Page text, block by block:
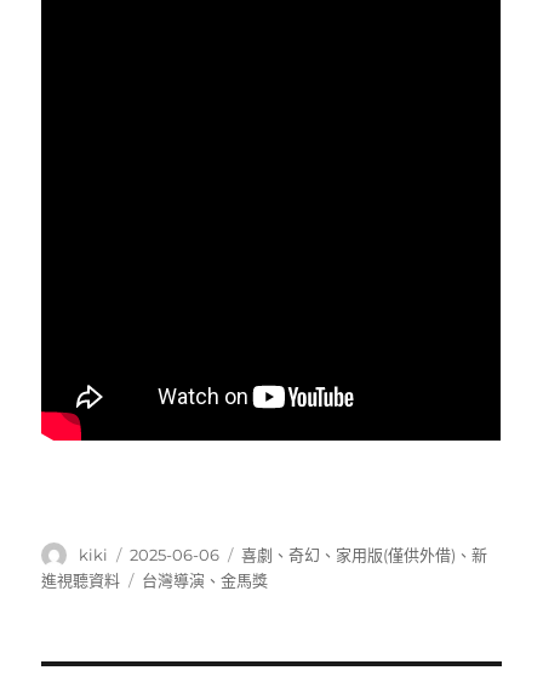
作
者
kiki
發
佈
2025-06-06
分
類
喜劇 、奇幻 、 家用版(僅供外借) 、新
進視聽資料
標
台灣導演 、金馬獎